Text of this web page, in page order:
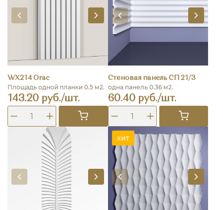
WX214 Orac
Площадь одной планки 0.5 м2.
143.20 руб./шт.
Стеновая панель СП 21/3
одна панель 0.36 м2.
60.40 руб./шт.
хит